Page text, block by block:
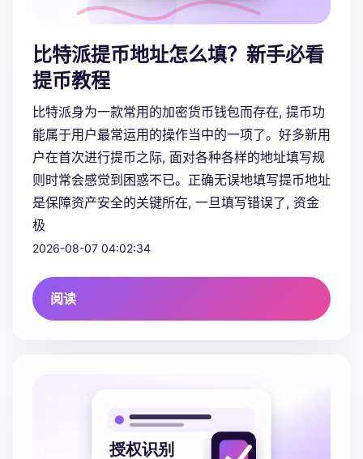
比特派提币地址怎么填？新手必看
提币教程
比特派身为一款常用的加密货币钱包而存在, 提币功
能属于用户最常运用的操作当中的一项了。好多新用
户在首次进行提币之际, 面对各种各样的地址填写规
则时常会感觉到困惑不已。正确无误地填写提币地址
是保障资产安全的关键所在, 一旦填写错误了, 资金
极
2026-08-07 04:02:34
阅读